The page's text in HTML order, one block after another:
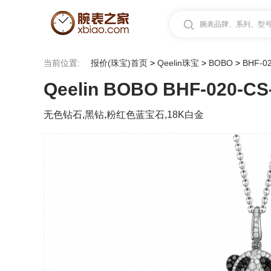
腕表品牌、系列、型
当前位置: 报价(珠宝)首页 > Qeelin珠宝 > BOBO > BHF-
Qeelin BOBO BHF-020-
无色钻石,黑钻,粉红色蓝宝石,18K白金